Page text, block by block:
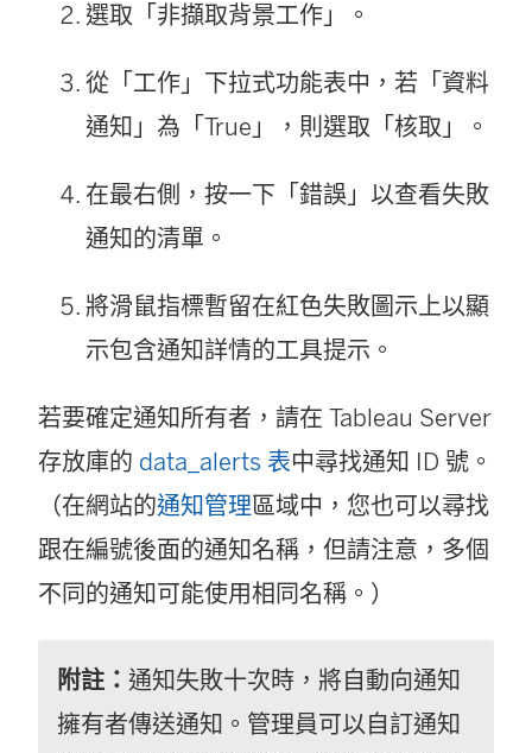
選取「非擷取背景工作」。
從「工作」下拉式功能表中，若「資料
通知」為「True」，則選取「核取」。
在最右側，按一下「錯誤」以查看失敗
通知的清單。
將滑鼠指標暫留在紅色失敗圖示上以顯
示包含通知詳情的工具提示。
若要確定通知所有者，請在 Tableau Server
存放庫的 data_alerts 表中尋找通知 ID 號。
（在網站的通知管理區域中，您也可以尋找
跟在編號後面的通知名稱，但請注意，多個
不同的通知可能使用相同名稱。）
附註： 通知失敗十次時，將自動向通知
擁有者傳送通知。管理員可以自訂通知